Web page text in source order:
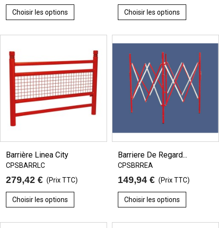
Choisir les options Choisir les options
Barrière Linea City
CPSBARRLC
279,42 € (Prix TTC)
Choisir les options
Barriere De Regard...
CPSBRREA
149,94 € (Prix TTC)
Choisir les options